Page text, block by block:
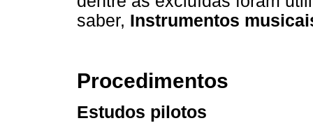
saber, Instrumentos
Procedimentos
Estudos pilotos